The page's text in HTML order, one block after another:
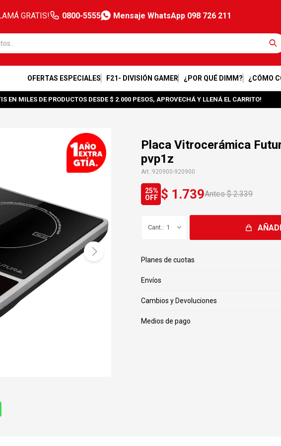
GRATIS! 0800-5555 Mensaje WhatsApp 098 726 211
OFERTAS ESPECIALES F21- DIVISIÓN GAMER ¿POR QUÉ DIMM? ¿CÓMO
EN MILES DE PRODUCTOS DESDE $ 2.000 PESOS, APROVECHÁ Y LLENÁ EL CARRITO!
Placa Vitrocerámica
pvp1z
920900-920900
$ 1.739 $ 2.339
25
1
Planes de cuotas
Envíos
Cambios y Devoluciones
Medios de pago